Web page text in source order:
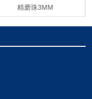
精磨珠3MM